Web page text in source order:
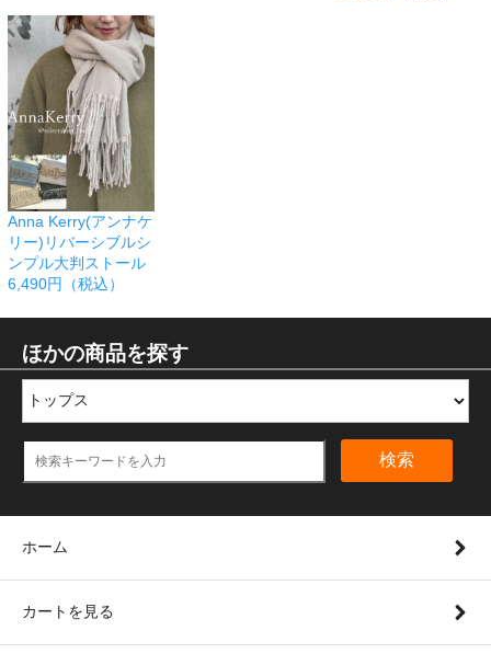
Anna Kerry(アンナケ
リー)リバーシブルシ
ンプル大判ストール
6,490円（税込）
ほかの商品を探す
検索
ホーム
カートを見る